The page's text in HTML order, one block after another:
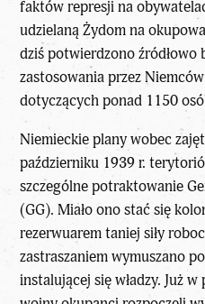
faktów represji na
udzielaną Żydom na
dziś potwierdzono
zastosowania przez
dotyczących ponad 1150
Niemieckie plany wobec
październiku 1939 r.
szczególne potraktowanie
(GG). Miało ono stać się
rezerwuarem taniej siły
zastraszaniem wymuszano
instalującej się władzy. Już